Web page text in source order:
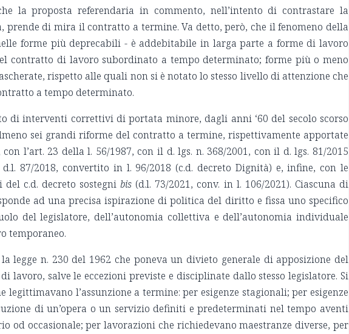
la proposta referendaria in commento, nell’intento di contrastare la
prende di mira il contratto a termine. Va detto, però, che il fenomeno della
forme più deprecabili - è addebitabile in larga parte a forme di lavoro
contratto di lavoro subordinato a tempo determinato; forme più o meno
rispetto alle quali non si è notato lo stesso livello di attenzione che
a tempo determinato.
di interventi correttivi di portata minore, dagli anni ‘60 del secolo scorso
sei grandi riforme del contratto a termine, rispettivamente apportate
l’art. 23 della l. 56/1987, con il d. lgs. n. 368/2001, con il d. lgs. 81/2015
87/2018, convertito in l. 96/2018 (c.d. decreto Dignità) e, infine, con le
del c.d. decreto sostegnibis (d.l. 73/2021, conv. in l. 106/2021). Ciascuna di
ad una precisa ispirazione di politica del diritto e fissa uno specifico
del legislatore, dell’autonomia collettiva e dell’autonomia individuale
temporaneo.
legge n. 230 del 1962 che poneva un divieto generale di apposizione del
lavoro, salve le eccezioni previste e disciplinate dallo stesso legislatore. Si
legittimavano l’assunzione a termine: per esigenze stagionali; per esigenze
di un’opera o un servizio definiti e predeterminati nel tempo aventi
od occasionale; per lavorazioni che richiedevano maestranze diverse, per